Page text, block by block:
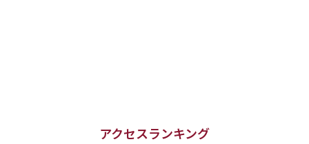
アクセスランキング